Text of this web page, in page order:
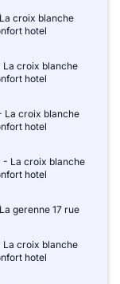
croix blanche
hotel
La croix blanche
hotel
La croix blanche
hotel
- La croix blanche
hotel
gerenne 17 rue
La croix blanche
hotel